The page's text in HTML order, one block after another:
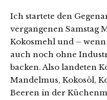
Ich startete den
vergangenen Samstag
Kokosmehl und –
auch noch ohne
backen. Also landeten
Mandelmus, Kokosöl,
Beeren in der